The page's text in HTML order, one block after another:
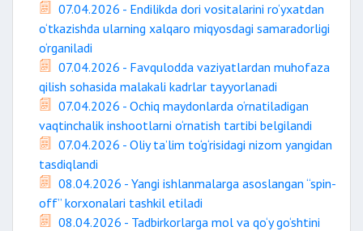
07.04.2026 - Endilikda dori vositalarini ro‘yxatdan
o‘tkazishda ularning xalqaro miqyosdagi samaradorligi
o‘rganiladi
07.04.2026 - Favqulodda vaziyatlardan muhofaza
qilish sohasida malakali kadrlar tayyorlanadi
07.04.2026 - Ochiq maydonlarda o‘rnatiladigan
vaqtinchalik inshootlarni o‘rnatish tartibi belgilandi
07.04.2026 - Oliy ta’lim to‘g‘risidagi nizom yangidan
tasdiqlandi
08.04.2026 - Yangi ishlanmalarga asoslangan “spin-
off” korxonalari tashkil etiladi
08.04.2026 - Tadbirkorlarga mol va qo‘y go‘shtini